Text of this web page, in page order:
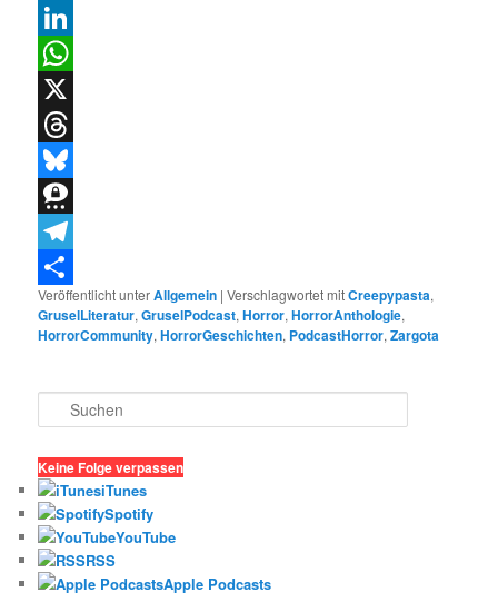
Email
LinkedIn
WhatsApp
X
Threads
Bluesky
Threema
Telegram
Teilen
Veröffentlicht unterAllgemein |Verschlagwortet mitCreepypasta,
GruselLiteratur,GruselPodcast,Horror,HorrorAnthologie,
HorrorCommunity,HorrorGeschichten, PodcastHorror,Zargota
u
h
e
n
Keine Folge verpassen
iTunes
Spotify
YouTube
RSS
Apple Podcasts